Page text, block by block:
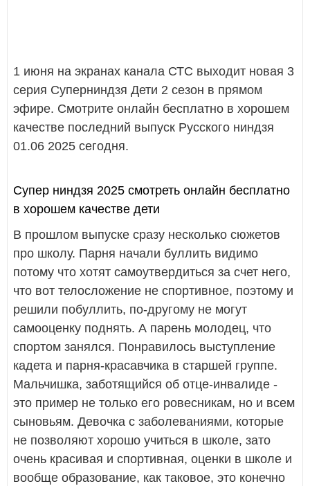
1 июня на экранах канала СТС выходит новая 3
серия Суперниндзя Дети 2 сезон в прямом
эфире. Смотрите онлайн бесплатно в хорошем
качестве последний выпуск Русского ниндзя
01.06 2025 сегодня.
Супер ниндзя 2025 смотреть онлайн бесплатно
в хорошем качестве дети
В прошлом выпуске сразу несколько сюжетов
про школу. Парня начали буллить видимо
потому что хотят самоутвердиться за счет него,
что вот телосложение не спортивное, поэтому и
решили побуллить, по-другому не могут
самооценку поднять. А парень молодец, что
спортом занялся. Понравилось выступление
кадета и парня-красавчика в старшей группе.
Мальчишка, заботящийся об отце-инвалиде -
это пример не только его ровесникам, но и всем
сыновьям. Девочка с заболеваниями, которые
не позволяют хорошо учиться в школе, зато
очень красивая и спортивная, оценки в школе и
вообще образование, как таковое, это конечно